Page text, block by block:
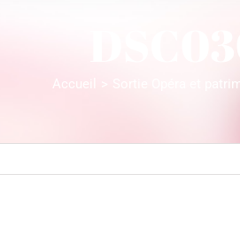
Accueil Sortie Opéra et